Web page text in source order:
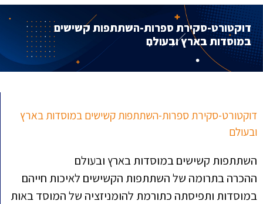
דוקטורט-סקירת ספרות-השתתפות קשישים
במוסדות בארץ ובעולם
דוקטורט-סקירת ספרות-השתתפות קשישים במוסדות בארץ
ובעולם
השתתפות קשישים במוסדות בארץ ובעולם
ההכרה בתרומה של השתתפות הקשישים לאיכות חייהם
במוסדות ותפיסתה כתורמת להומניזציה של המוסד באות